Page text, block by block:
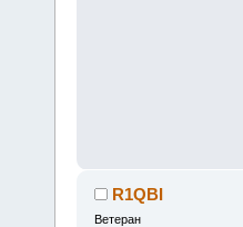
R1QBI
Ветеран